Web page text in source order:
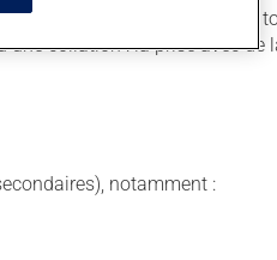
suivante, laissez simplement
collation : la prise avec
notamment :